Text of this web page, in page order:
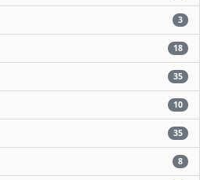
3
18
35
10
35
8